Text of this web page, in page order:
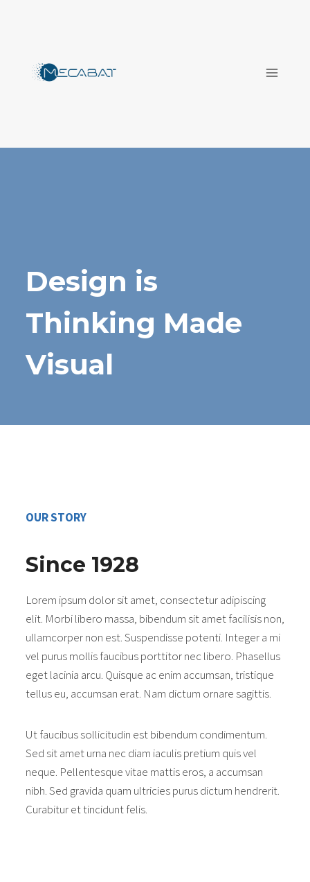
Design is
Thinking Made
Visual
OUR STORY
Since 1928
Lorem ipsum dolor sit amet, consectetur adipiscing
elit. Morbi libero massa, bibendum sit amet facilisis non,
ullamcorper non est. Suspendisse potenti. Integer a mi
vel purus mollis faucibus porttitor nec libero. Phasellus
eget lacinia arcu. Quisque ac enim accumsan, tristique
tellus eu, accumsan erat. Nam dictum ornare sagittis.
Ut faucibus sollicitudin est bibendum condimentum.
Sed sit amet urna nec diam iaculis pretium quis vel
neque. Pellentesque vitae mattis eros, a accumsan
nibh. Sed gravida quam ultricies purus dictum hendrerit.
Curabitur et tincidunt felis.